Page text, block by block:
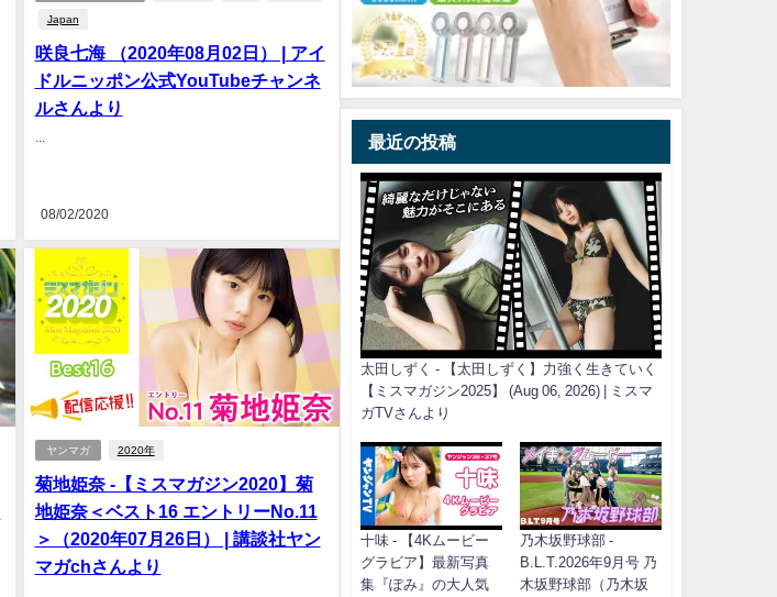
Japan
咲良七海 （2020年08月02日） | アイ
ドルニッポン公式YouTubeチャンネ
ルさんより
08/02/2020
ヤンマガ 2020年
菊地姫奈 -【ミスマガジン2020】菊
地姫奈＜ベスト16 エントリーNo.11
＞（2020年07月26日） | 講談社ヤン
マガchさんより
最近の投稿
太田しずく - 【太田しずく】力強く生きていく
【ミスマガジン2025】 (Aug 06, 2026) | ミスマ
ガTVさんより
十味 - 【4Kムービー
グラビア】最新写真
集『ぽみ』の大人気
乃木坂野球部 -
B.L.T.2026年9月号 乃
木坂野球部（乃木坂